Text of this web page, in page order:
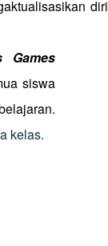
diri
Games
siswa
kelas.